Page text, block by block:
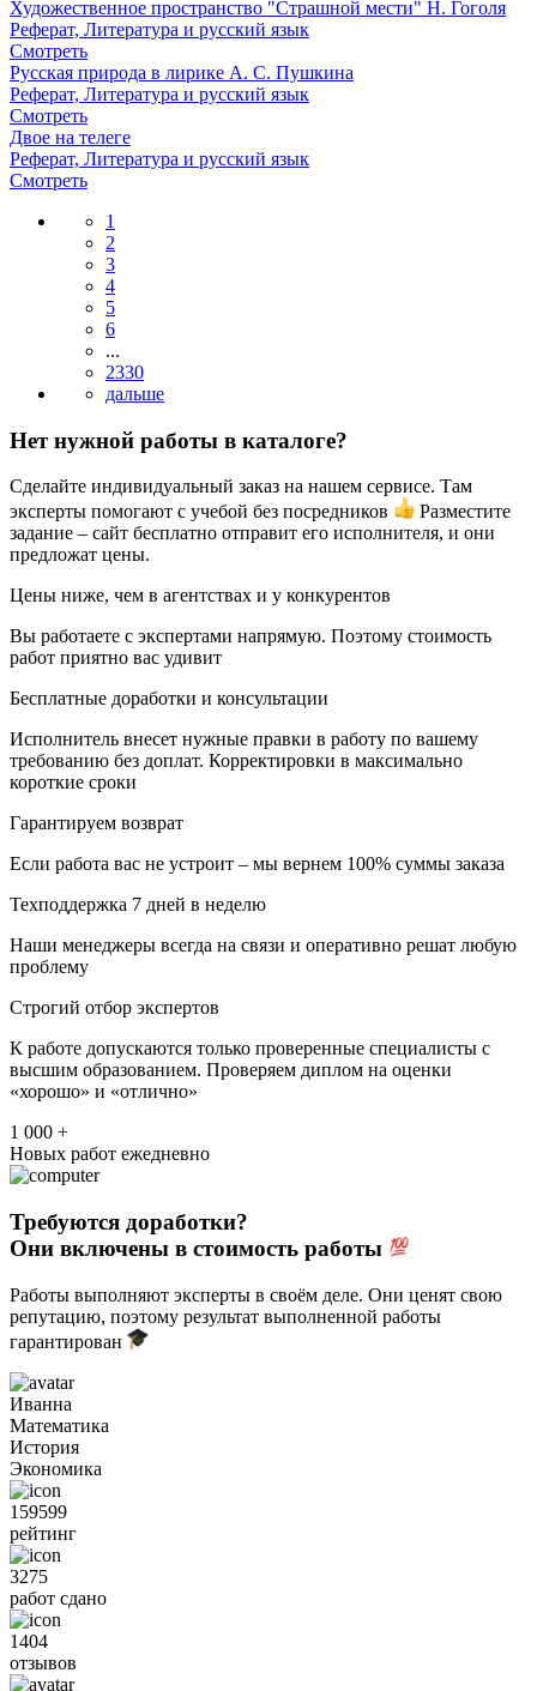
Художественное пространство "Страшной мести" Н. Гоголя
Реферат, Литература и русский язык
Смотреть
Русская природа в лирике А. С. Пушкина
Реферат, Литература и русский язык
Смотреть
Двое на телеге
Реферат, Литература и русский язык
Смотреть
1
2
3
4
5
6
...
2330
Нет нужной работы в каталоге?
Сделайте индивидуальный заказ на нашем сервисе. Там
эксперты помогают с учебой без посредников
Разместите
задание – сайт бесплатно отправит его исполнителя, и они
предложат цены.
Цены ниже, чем в агентствах и у конкурентов
Вы работаете с экспертами напрямую. Поэтому стоимость
работ приятно вас удивит
Бесплатные доработки и консультации
Исполнитель внесет нужные правки в работу по вашему
требованию без доплат. Корректировки в максимально
короткие сроки
Гарантируем возврат
Если работа вас не устроит – мы вернем 100% суммы заказа
Техподдержка 7 дней в неделю
Наши менеджеры всегда на связи и оперативно решат любую
проблему
Строгий отбор экспертов
К работе допускаются только проверенные специалисты с
высшим образованием. Проверяем диплом на оценки
«хорошо» и «отлично»
1 000 +
Новых работ ежедневно
Требуются доработки?
Они включены в стоимость работы
Работы выполняют эксперты в своём деле. Они ценят свою
репутацию, поэтому результат выполненной работы
гарантирован
Иванна
Математика
История
Экономика
159599
рейтинг
3275
работ сдано
1404
отзывов